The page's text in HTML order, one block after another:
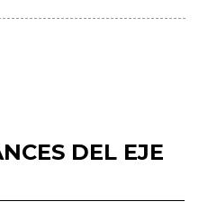
DEL EJE